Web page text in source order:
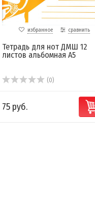
избранное сравнить
Тетрадь для нот ДМШ 12
листов альбомная А5
(0)
75 руб.